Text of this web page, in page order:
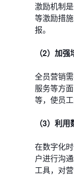
激励机制
等激励措
报。
（2）加
全员营销
服务等方
等，使员
（3）利
在数字化
户进行沟
工具，对